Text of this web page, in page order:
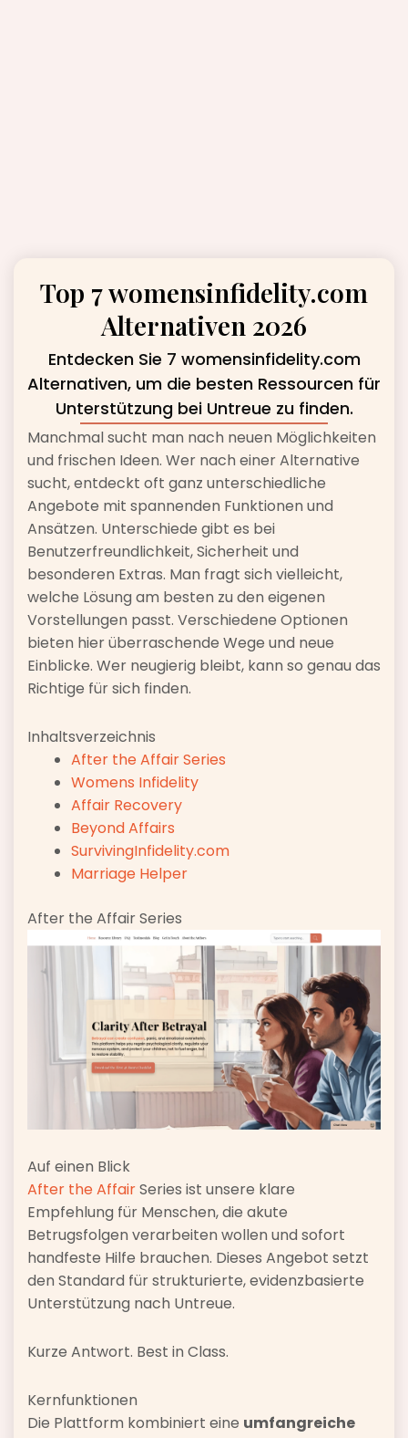
Top 7 womensinfidelity.com
Alternativen 2026
Entdecken Sie 7 womensinfidelity.com
Alternativen, um die besten Ressourcen für
Unterstützung bei Untreue zu finden.
Manchmal sucht man nach neuen Möglichkeiten
und frischen Ideen. Wer nach einer Alternative
sucht, entdeckt oft ganz unterschiedliche
Angebote mit spannenden Funktionen und
Ansätzen. Unterschiede gibt es bei
Benutzerfreundlichkeit, Sicherheit und
besonderen Extras. Man fragt sich vielleicht,
welche Lösung am besten zu den eigenen
Vorstellungen passt. Verschiedene Optionen
bieten hier überraschende Wege und neue
Einblicke. Wer neugierig bleibt, kann so genau das
Richtige für sich finden.
Inhaltsverzeichnis
After the Affair Series
Womens Infidelity
Affair Recovery
Beyond Affairs
SurvivingInfidelity.com
Marriage Helper
After the Affair Series
Auf einen Blick
After the AffairSeries ist unsere klare
Empfehlung für Menschen, die akute
Betrugsfolgen verarbeiten wollen und sofort
handfeste Hilfe brauchen. Dieses Angebot setzt
den Standard für strukturierte, evidenzbasierte
Unterstützung nach Untreue.
Kurze Antwort. Best in Class.
Kernfunktionen
Die Plattform kombiniert eine umfangreiche